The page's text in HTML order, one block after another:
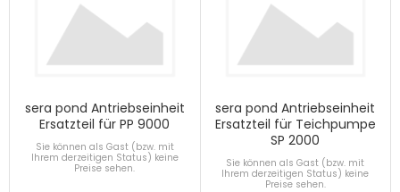
sera pond Antriebseinheit
Ersatzteil für PP 9000
Sie können als Gast (bzw. mit
Ihrem derzeitigen Status) keine
Preise sehen.
sera pond Antriebseinheit
Ersatzteil für Teichpumpe
SP 2000
Sie können als Gast (bzw. mit
Ihrem derzeitigen Status) keine
Preise sehen.